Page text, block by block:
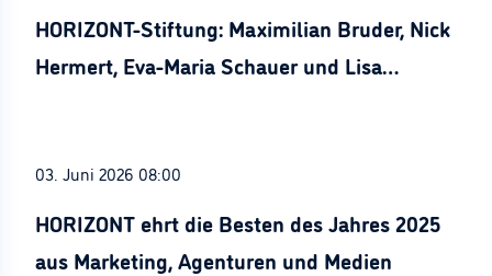
HORIZONT-Stiftung: Maximilian Bruder, Nick
Hermert, Eva-Maria Schauer und Lisa
03. Juni 2026 08:00
HORIZONT ehrt die Besten des Jahres 2025
aus Marketing, Agenturen und Medien